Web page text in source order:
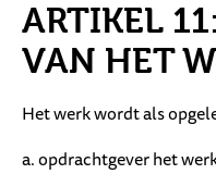
ARTIKEL
VAN HET
Het werk wordt als
a. opdrachtgever het